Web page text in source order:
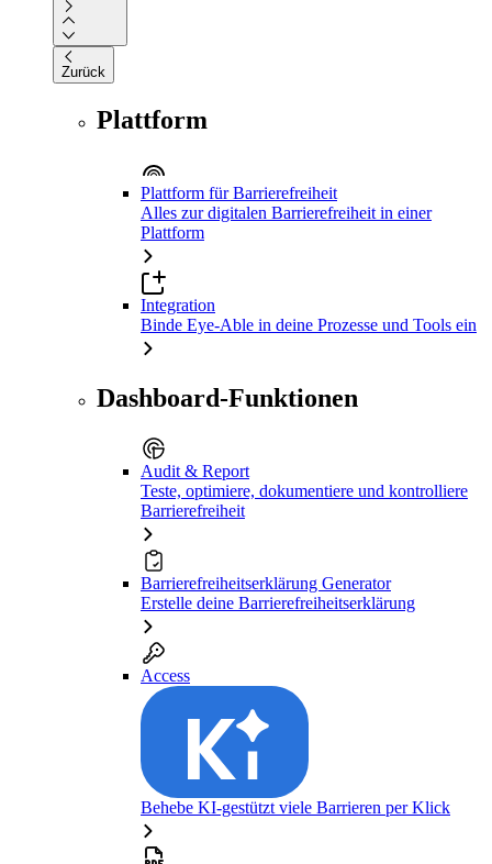
Zurück
Plattform
Plattform für Barrierefreiheit
Alles zur digitalen Barrierefreiheit in einer
Plattform
Integration
Binde Eye-Able in deine Prozesse und Tools ein
Dashboard-Funktionen
Audit & Report
Teste, optimiere, dokumentiere und kontrolliere
Barrierefreiheit
Barrierefreiheitserklärung Generator
Erstelle deine Barrierefreiheitserklärung
Access
Behebe KI-gestützt viele Barrieren per Klick